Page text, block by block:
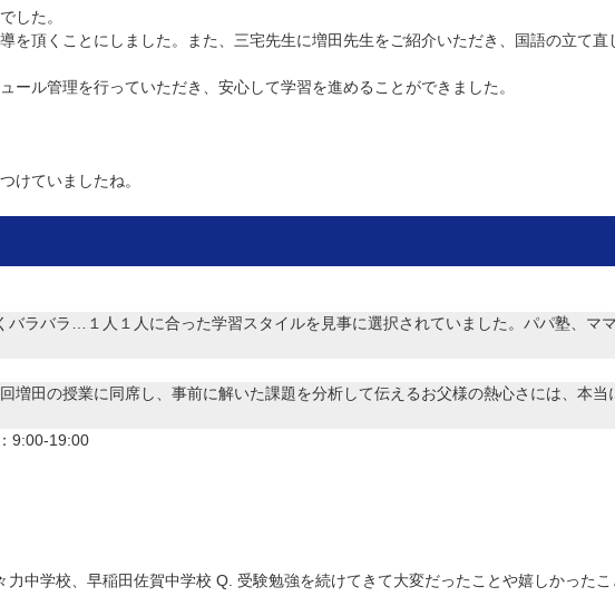
した。
頂くことにしました。また、三宅先生に増田先生をご紹介いただき、国語の立て直
ル管理を行っていただき、安心して学習を進めることができました。
けていましたね。
ラバラ…１人１人に合った学習スタイルを見事に選択されていました。パパ塾、マ
田の授業に同席し、事前に解いた課題を分析して伝えるお父様の熱心さには、本当
9:00-19:00
中学校、早稲田佐賀中学校 Q. 受験勉強を続けてきて大変だったことや嬉しかった